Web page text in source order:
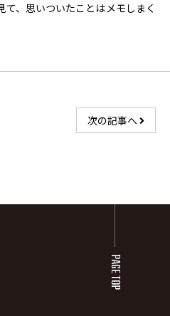
、思いついたことはメモしまく
次の記事へ
PAGE TOP